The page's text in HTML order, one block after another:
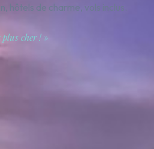
hôtels de charme, vols inclus.
cher ! »